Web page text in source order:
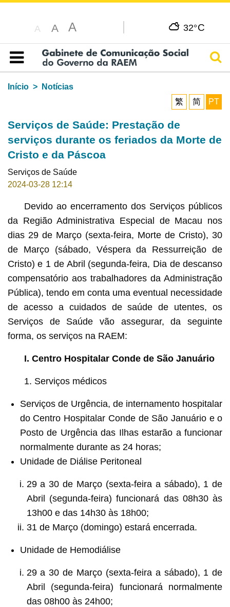
A A A 32°C
Índice
Início
Notícias
繁
简 PT
Serviços de Saúde: Prestação de
serviços durante os feriados da Morte de
Cristo e da Páscoa
Serviços de Saúde
2024-03-28 12:14
Devido ao encerramento dos Serviços públicos
da Região Administrativa Especial de Macau nos
dias 29 de Março (sexta-feira, Morte de Cristo), 30
de Março (sábado, Véspera da Ressurreição de
Cristo) e 1 de Abril (segunda-feira, Dia de descanso
compensatório aos trabalhadores da Administração
Pública), tendo em conta uma eventual necessidade
de acesso a cuidados de saúde de utentes, os
Serviços de Saúde vão assegurar, da seguinte
forma, os serviços na RAEM:
I. Centro Hospitalar Conde de São Januário
1. Serviços médicos
Serviços de Urgência, de internamento hospitalar
do Centro Hospitalar Conde de São Januário e o
Posto de Urgência das Ilhas estarão a funcionar
normalmente durante as 24 horas;
Unidade de Diálise Peritoneal
29 a 30 de Março (sexta-feira a sábado), 1 de
Abril (segunda-feira) funcionará das 08h30 às
13h00 e das 14h30 às 18h00;
31 de Março (domingo) estará encerrada.
Unidade de Hemodiálise
29 a 30 de Março (sexta-feira a sábado), 1 de
Abril (segunda-feira) funcionará normalmente
das 08h00 às 24h00;